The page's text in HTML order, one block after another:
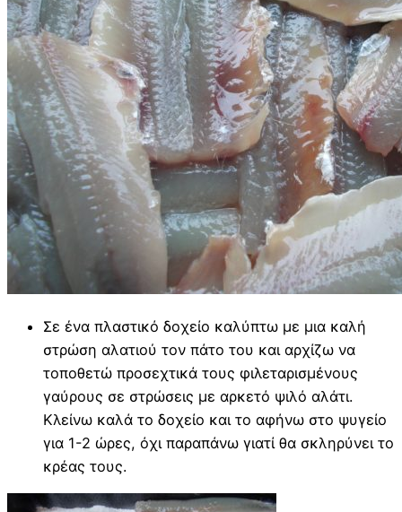
Σε ένα πλαστικό δοχείο καλύπτω με μια καλή
στρώση αλατιού τον πάτο του και αρχίζω να
τοποθετώ προσεχτικά τους φιλεταρισμένους
γαύρους σε στρώσεις με αρκετό ψιλό αλάτι.
Κλείνω καλά το δοχείο και το αφήνω στο ψυγείο
για 1-2 ώρες, όχι παραπάνω γιατί θα σκληρύνει το
κρέας τους.